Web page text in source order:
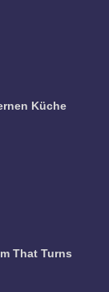
Küche
That Turns